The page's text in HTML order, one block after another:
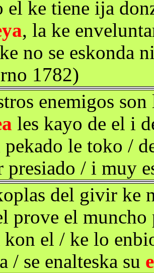
el ke tiene ija
, la ke
no se eskonda
1782)
enemigos
les kayo de el i
pekado le toko /
presiado / i muy
del givir ke
prove el
kon el / ke lo
/ se enalteska su